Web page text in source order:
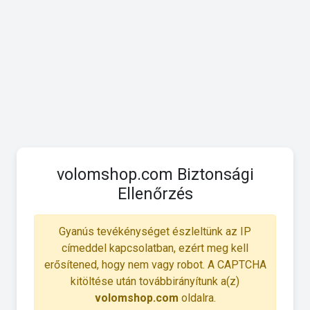
volomshop.com Biztonsági
Ellenőrzés
Gyanús tevékénységet észleltünk az IP
címeddel kapcsolatban, ezért meg kell
erősítened, hogy nem vagy robot. A CAPTCHA
kitöltése után továbbirányítunk a(z)
volomshop.com oldalra.